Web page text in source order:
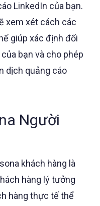
LinkedIn của bạn.
xem xét cách các
giúp xác định đối
bạn và cho phép
dịch quảng cáo
Người
khách hàng là
hàng lý tưởng
hàng thực tế thể